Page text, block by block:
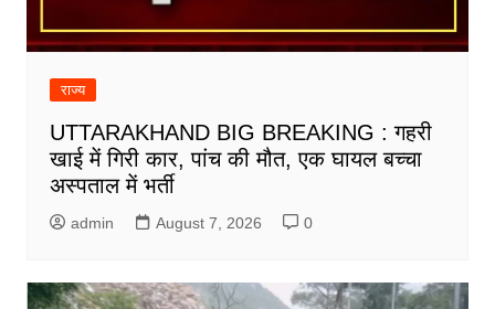
राज्य
UTTARAKHAND BIG BREAKING : गहरी
खाई में गिरी कार, पांच की मौत, एक घायल बच्चा
अस्पताल में भर्ती
admin August 7, 2026 0